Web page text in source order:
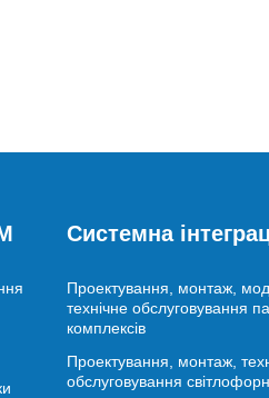
Системна
Проектування, монтаж,
технічне обслуговування
комплексів
Проектування, монтаж,
обслуговування